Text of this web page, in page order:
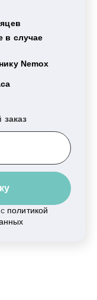
в случае
Nemox
политикой